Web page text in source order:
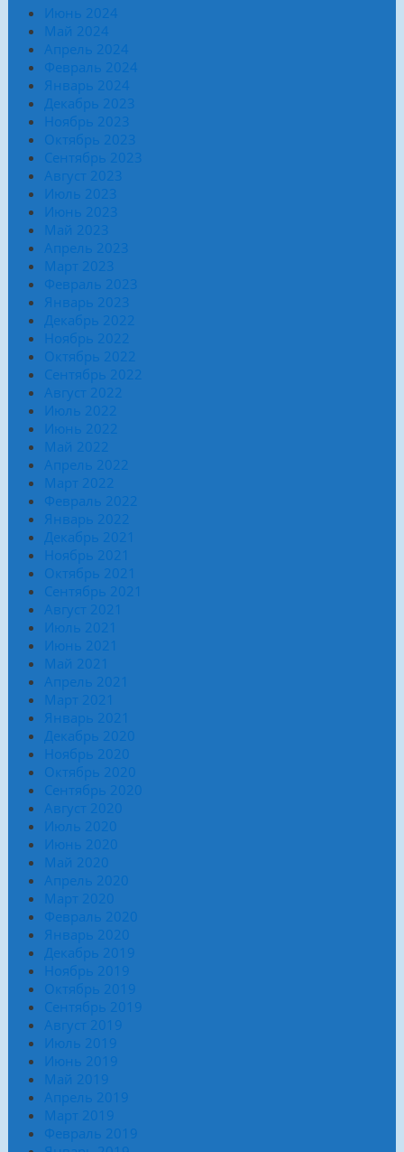
Июнь 2024
Май 2024
Апрель 2024
Февраль 2024
Январь 2024
Декабрь 2023
Ноябрь 2023
Октябрь 2023
Сентябрь 2023
Август 2023
Июль 2023
Июнь 2023
Май 2023
Апрель 2023
Март 2023
Февраль 2023
Январь 2023
Декабрь 2022
Ноябрь 2022
Октябрь 2022
Сентябрь 2022
Август 2022
Июль 2022
Июнь 2022
Май 2022
Апрель 2022
Март 2022
Февраль 2022
Январь 2022
Декабрь 2021
Ноябрь 2021
Октябрь 2021
Сентябрь 2021
Август 2021
Июль 2021
Июнь 2021
Май 2021
Апрель 2021
Март 2021
Январь 2021
Декабрь 2020
Ноябрь 2020
Октябрь 2020
Сентябрь 2020
Август 2020
Июль 2020
Июнь 2020
Май 2020
Апрель 2020
Март 2020
Февраль 2020
Январь 2020
Декабрь 2019
Ноябрь 2019
Октябрь 2019
Сентябрь 2019
Август 2019
Июль 2019
Июнь 2019
Май 2019
Апрель 2019
Март 2019
Февраль 2019